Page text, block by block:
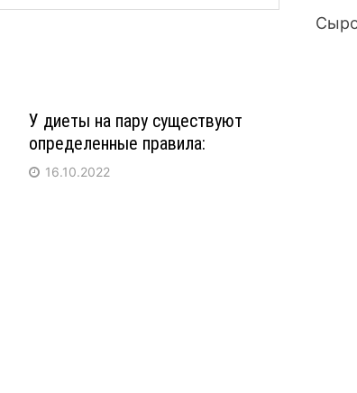
У диеты на пару существуют
определенные правила:
16.10.2022